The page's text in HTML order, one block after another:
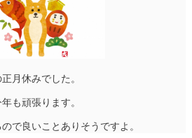
月休みでした。
も頑張ります。
で良いことありそうですよ。